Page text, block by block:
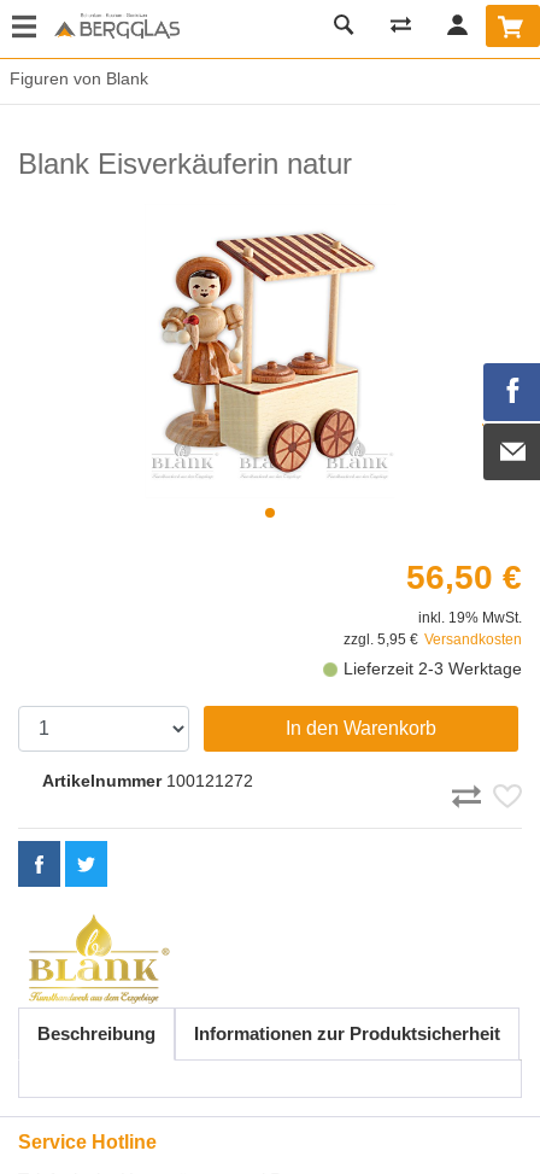
Figuren von Blank
Blank Eisverkäuferin natur
56,50 €
inkl. 19% MwSt.
zzgl. 5,95 € Versandkosten
Lieferzeit 2-3 Werktage
In den Warenkorb
Artikelnummer100121272
Beschreibung Informationen zur Produktsicherheit
Service Hotline